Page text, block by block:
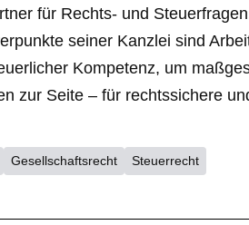
für Rechts- und
seiner Kanzlei sind
Kompetenz, um
zur Seite – für rechtssichere
Gesellschaftsrecht Steuerrecht